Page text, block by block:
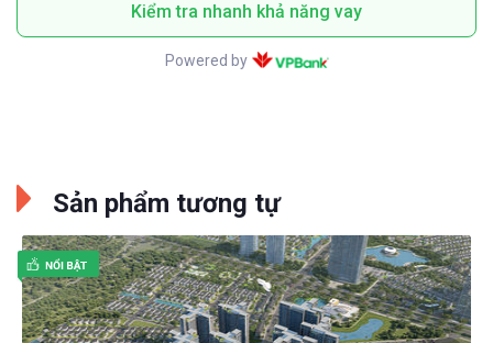
Kiểm tra nhanh khả năng vay
Powered by
Sản phẩm tương tự